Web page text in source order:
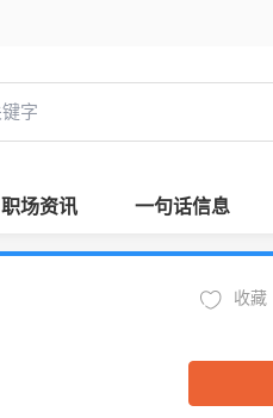
职场资讯 一句话信息
收藏